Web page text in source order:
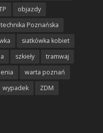
objazdy
Poznańska
siatkówka kobiet
szkieły
tramwaj
warta poznań
wypadek
ZDM